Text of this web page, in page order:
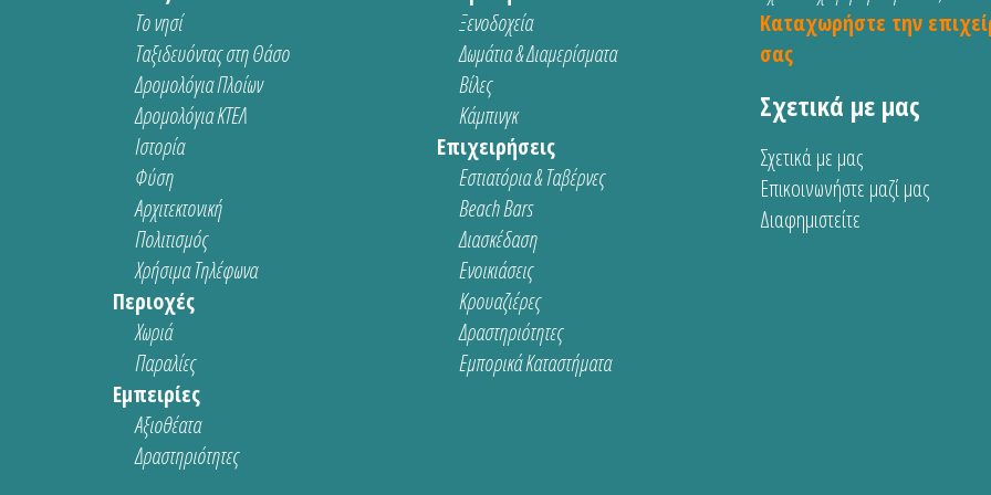
Το νησί
Ταξιδευόντας στη Θάσο
Δρομολόγια Πλοίων
Δρομολόγια ΚΤΕΛ
Ιστορία
Φύση
Αρχιτεκτονική
Πολιτισμός
Χρήσιμα Τηλέφωνα
Περιοχές
Χωριά
Παραλίες
Εμπειρίες
Αξιοθέατα
Δραστηριότητες
Ξενοδοχεία
Δωμάτια & Διαμερίσματα
Βίλες
Κάμπινγκ
Επιχειρήσεις
Εστιατόρια & Ταβέρνες
Beach Bars
Διασκέδαση
Ενοικιάσεις
Κρουαζιέρες
Δραστηριότητες
Εμπορικά Καταστήματα
Καταχωρήστε την
σας
Σχετικά με μας
Σχετικά με μας
Επικοινωνήστε μαζί μας
Διαφημιστείτε